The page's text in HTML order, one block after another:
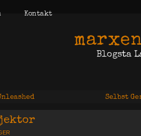
Kontakt
Blogsta
Selbst